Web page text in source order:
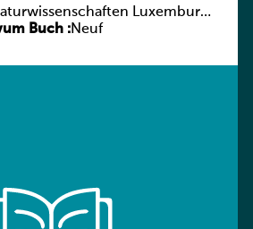
Luxemburg
Buch :Neuf